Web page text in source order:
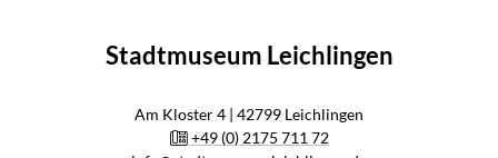
Stadtmuseum Leichlingen
Am Kloster 4 | 42799 Leichlingen
+49 (0) 2175 711 72